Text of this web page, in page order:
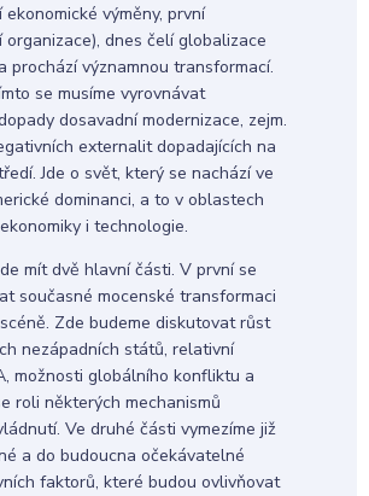
ekonomické výměny, první
organizace), dnes čelí globalizace
prochází významnou transformací.
se musíme vyrovnávat
dosavadní modernizace, zejm.
externalit dopadajících na
Jde o svět, který se nachází ve
dominanci, a to v oblastech
i technologie.
mít dvě hlavní části. V první se
současné mocenské transformaci
Zde budeme diskutovat růst
nezápadních států, relativní
možnosti globálního konfliktu a
roli některých mechanismů
Ve druhé části vymezíme již
a do budoucna očekávatelné
faktorů, které budou ovlivňovat